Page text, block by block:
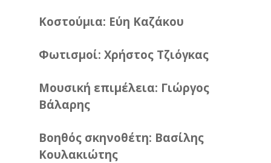
Κοστούμια: Εύη Καζάκου
Φωτισμοί: Χρήστος Τζιόγκας
Μουσική επιμέλεια: Γιώργος
Βάλαρης
Βοηθός σκηνοθέτη: Βασίλης
Κουλακιώτης